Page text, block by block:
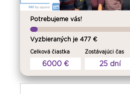
Potrebujeme vás!
Vyzbieraných je 477 €
Celková čiastka
6000 €
Zostávajúci čas
25 dní
03:30
Sonda do života cirkvi;
komentár - reprízy
04:00 Bolestný ruženec
04:25
Čítanie na pokračovanie
04:50 Deň s modlitbou
05:15
Rádio Vatikán - SK
05:30
Choďte a hlásajte